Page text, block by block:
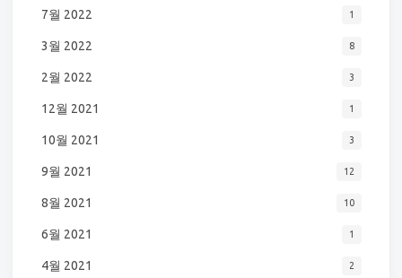
7월 2022 1
3월 2022 8
2월 2022 3
12월 2021 1
10월 2021 3
9월 2021 12
8월 2021 10
6월 2021 1
4월 2021 2